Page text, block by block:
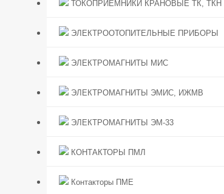
ТОКОПРИЕМНИКИ КРАНОВЫЕ ТК, ТКН
ЭЛЕКТРООТОПИТЕЛЬНЫЕ ПРИБОРЫ
ЭЛЕКТРОМАГНИТЫ МИС
ЭЛЕКТРОМАГНИТЫ ЭМИС, ИЖМВ
ЭЛЕКТРОМАГНИТЫ ЭМ-33
КОНТАКТОРЫ ПМЛ
Контакторы ПМЕ